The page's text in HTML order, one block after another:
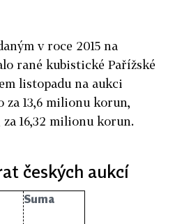
v roce 2015 na
rané kubistické Pařížské
listopadu na aukci
za 13,6 milionu korun,
16,32 milionu korun.
českých aukcí
Suma